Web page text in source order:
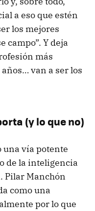
a eso que estén
los mejores
campo”. Y deja
más
van a ser los
(y lo que no)
vía potente
de la inteligencia
Pilar Manchón
como una
por lo que